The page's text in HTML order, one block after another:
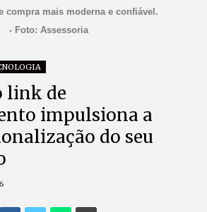
compra mais moderna e confiável.
- Foto: Assessoria
link de
impulsiona a
do seu